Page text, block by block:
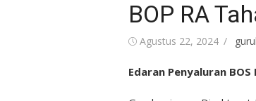
BOP RA
Posted
Agustus 22, 2024
Edaran Penyaluran